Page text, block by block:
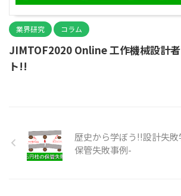
業界研究 コラム
JIMTOF2020 Online 工作機械設計
ト!!
歴史から学ぼう!!設計失
保管失敗事例-